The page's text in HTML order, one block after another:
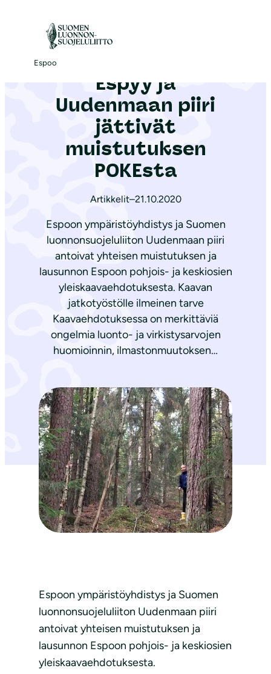
Espoo
Etusivu|Ajankohtaista
Espyy ja
Uudenmaan piiri
jättivät
muistutuksen
POKEsta
Artikkelit–21.10.2020
Espoon ympäristöyhdistys ja Suomen
luonnonsuojeluliiton Uudenmaan piiri
antoivat yhteisen muistutuksen ja
lausunnon Espoon pohjois- ja keskiosien
yleiskaavaehdotuksesta. Kaavan
jatkotyöstölle ilmeinen tarve
Kaavaehdotuksessa on merkittäviä
ongelmia luonto- ja virkistysarvojen
huomioinnin, ilmastonmuutoksen…
Espoon ympäristöyhdistys ja Suomen
luonnonsuojeluliiton Uudenmaan piiri
antoivat yhteisen muistutuksen ja
lausunnon Espoon pohjois- ja keskiosien
yleiskaavaehdotuksesta.